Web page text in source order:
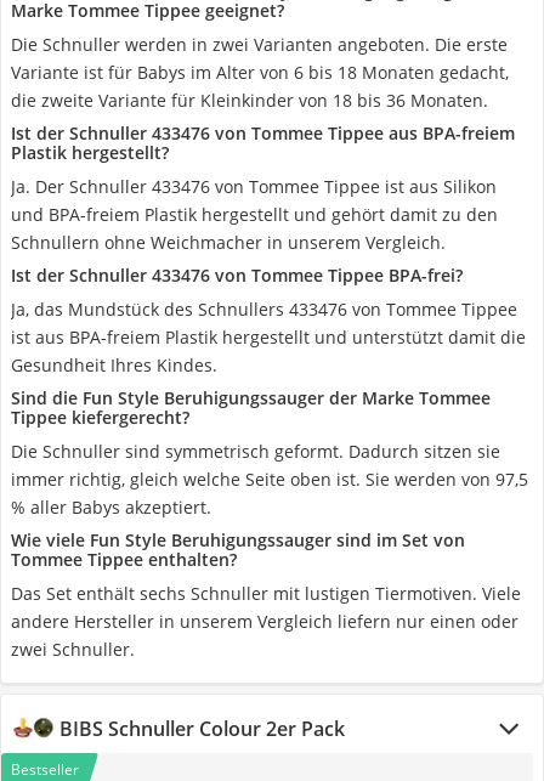
Marke Tommee Tippee geeignet?
Die Schnuller werden in zwei Varianten angeboten. Die erste
Variante ist für Babys im Alter von 6 bis 18 Monaten gedacht,
die zweite Variante für Kleinkinder von 18 bis 36 Monaten.
Ist der Schnuller 433476 von Tommee Tippee aus BPA-freiem
Plastik hergestellt?
Ja. Der Schnuller 433476 von Tommee Tippee ist aus Silikon
und BPA-freiem Plastik hergestellt und gehört damit zu den
Schnullern ohne Weichmacher in unserem Vergleich.
Ist der Schnuller 433476 von Tommee Tippee BPA-frei?
Ja, das Mundstück des Schnullers 433476 von Tommee Tippee
ist aus BPA-freiem Plastik hergestellt und unterstützt damit die
Gesundheit Ihres Kindes.
Sind die Fun Style Beruhigungssauger der Marke Tommee
Tippee kiefergerecht?
Die Schnuller sind symmetrisch geformt. Dadurch sitzen sie
immer richtig, gleich welche Seite oben ist. Sie werden von 97,5
% aller Babys akzeptiert.
Wie viele Fun Style Beruhigungssauger sind im Set von
Tommee Tippee enthalten?
Das Set enthält sechs Schnuller mit lustigen Tiermotiven. Viele
andere Hersteller in unserem Vergleich liefern nur einen oder
zwei Schnuller.
BIBS Schnuller Colour 2er Pack
Bestseller